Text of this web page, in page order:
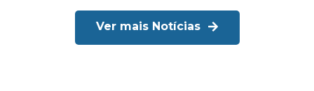
Ver mais Notícias